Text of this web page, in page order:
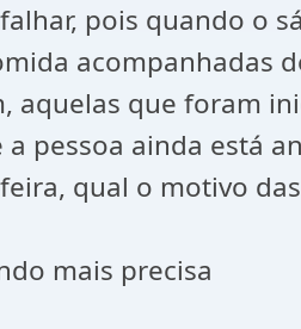
pois quando o
acompanhadas
aquelas que foram
pessoa ainda está
qual o motivo
mais precisa